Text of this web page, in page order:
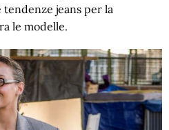
tendenze jeans per la
le modelle.